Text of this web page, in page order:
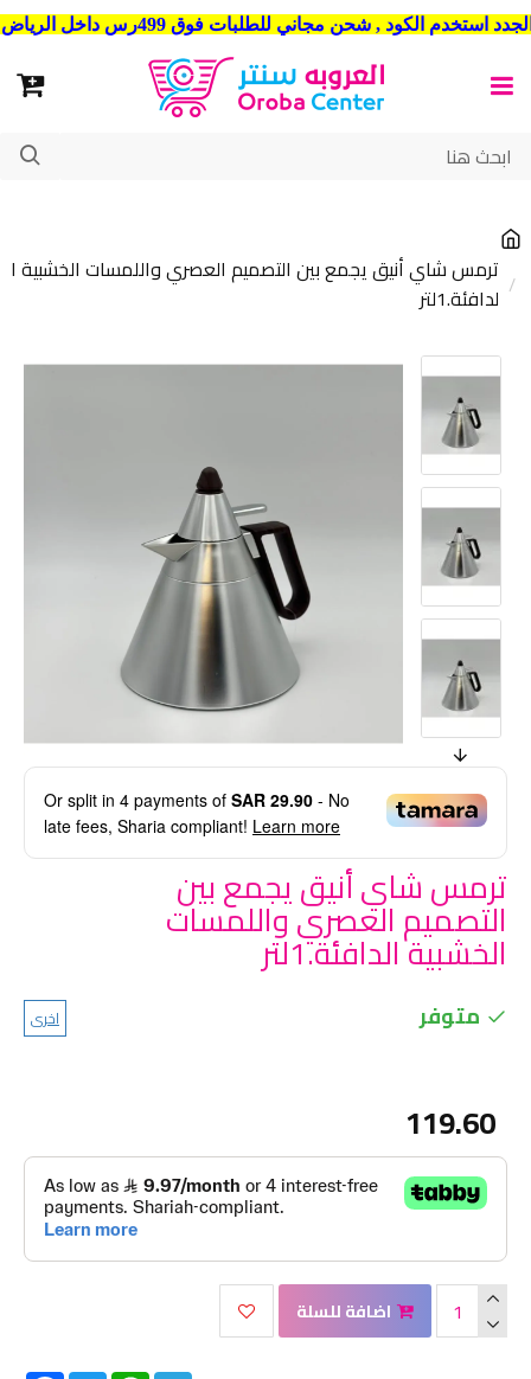
شحن مجاني للطلبات فوق 499رس داخل الرياض . وشحن الي جميع مدن المملكة العربية السعودية
ترمس شاي أنيق يجمع بين التصميم العصري واللمسات الخشبية ا
لدافئة.1لتر
Or split in 4 payments of SAR 29.90 - No
late fees, Sharia compliant! Learn more
ترمس شاي أنيق يجمع بين
التصميم العصري واللمسات
الخشبية الدافئة.1لتر
متوفر اخرى
119.60
اضافة للسلة